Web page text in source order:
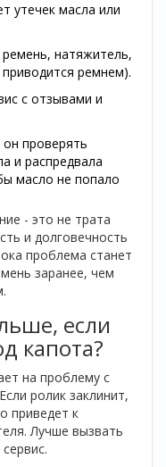
утечек масла или
натяжитель,
ремнем).
с отзывами и
проверять
и распредвала
масло не попало
- это не трата
и долговечность
проблема станет
заранее, чем
если
капота?
на проблему с
ролик заклинит,
приведет к
Лучше вызвать